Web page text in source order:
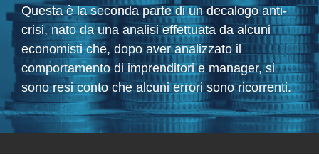
Questa è la seconda parte di un decalogo anti-
crisi, nato da una analisi effettuata da alcuni
economisti che, dopo aver analizzato il
comportamento di imprenditori e manager, si
sono resi conto che alcuni errori sono ricorrenti.